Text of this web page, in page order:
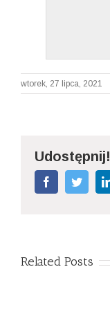
wtorek, 27 lipca, 2021
Udostępnij!
Facebook
Related Posts